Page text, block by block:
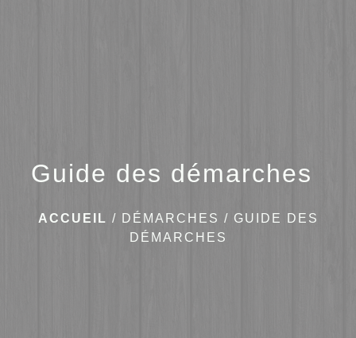
Guide des démarches
ACCUEIL / DÉMARCHES / GUIDE DES
DÉMARCHES